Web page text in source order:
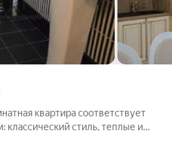
квартира соответствует
стиль, теплые и